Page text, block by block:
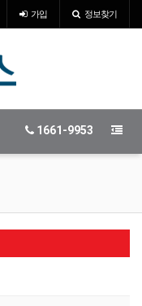
가입 정보찾기
1661-9953